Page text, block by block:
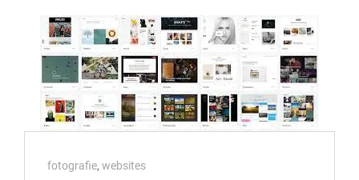
Cat
fotografie, websites